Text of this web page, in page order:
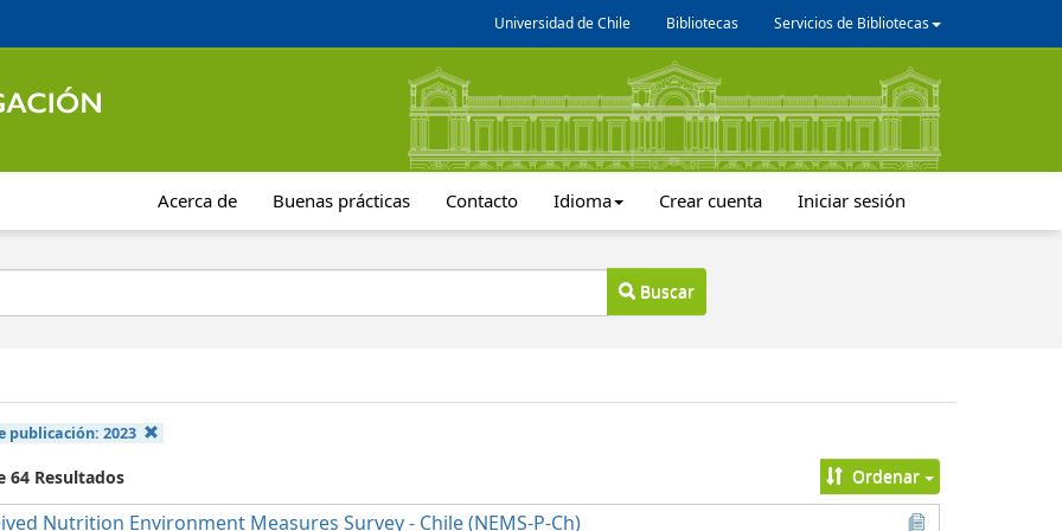
Universidad de Chile Bibliotecas Servicios de Bibliotecas
Acerca de Buenas prácticas Contacto Idioma Crear cuenta Iniciar sesión
Buscar
publicación: 2023
64 Resultados Ordenar
Nutrition Environment Measures Survey - Chile (NEMS-P-Ch)